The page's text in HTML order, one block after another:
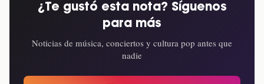
¿Te gustó esta nota? Síguenos
para más
Noticias de música, conciertos y cultura pop antes que
nadie